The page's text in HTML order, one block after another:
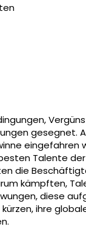
gesegnet.
eingefahren
Talente
die
kämpften,
diese
ihre